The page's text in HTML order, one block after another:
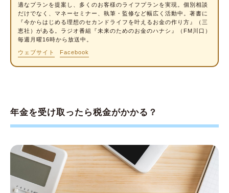
年金受給額からは税金だけでなく社会保険料も
引かれる
年金の税金額をシミュレーションして家計管理
に役立てよう
適なプランを提案し、多くのお客様のライフプランを実現。個別相談
だけでなく、マネーセミナー、執筆・監修など幅広く活動中。著書に
『今からはじめる理想のセカンドライフを叶えるお金の作り方』（三
恵社）がある。ラジオ番組『未来のためのお金のハナシ』（FM川口）
毎週月曜16時から放送中。
ウェブサイト Facebook
年金を受け取ったら税金がかかる？